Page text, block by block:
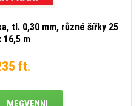
tl. 0,30 mm, různé šířky 25
16,5 m
ft.
MEGVENNI